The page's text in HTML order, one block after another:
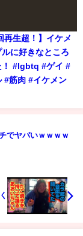
再生超！】イケメ
に好きなところ
！ #lgbtq #ゲイ #
#筋肉 #イケメン
でヤバいｗｗｗｗ